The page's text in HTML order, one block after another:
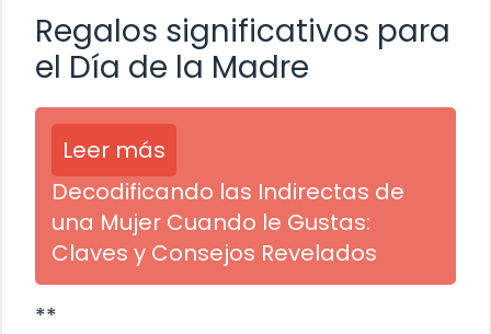
Regalos significativos para
el Día de la Madre
Leer más
Decodificando las Indirectas de
una Mujer Cuando le Gustas:
Claves y Consejos Revelados
**